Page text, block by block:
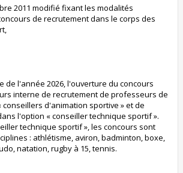
2011 modifié fixant les modalités
de recrutement dans le corps des
de l'année 2026, l'ouverture du concours
interne de recrutement de professeurs de
d'animation sportive » et de
l'option « conseiller technique sportif ».
technique sportif », les concours sont
: athlétisme, aviron, badminton, boxe,
natation, rugby à 15, tennis.